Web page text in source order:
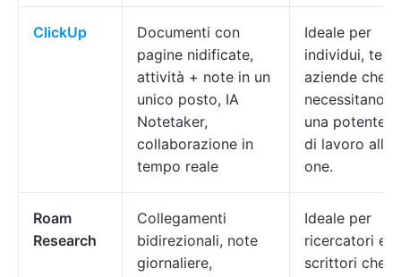
ClickUp
Documenti con
pagine nidificate,
attività + note in un
unico posto, IA
Notetaker,
collaborazione in
tempo reale
Ideale per
individui,
aziende che
necessitano di
una potente
di lavoro all-
one.
Roam
Research
Collegamenti
bidirezionali, note
giornaliere,
Ideale per
ricercatori e
scrittori che